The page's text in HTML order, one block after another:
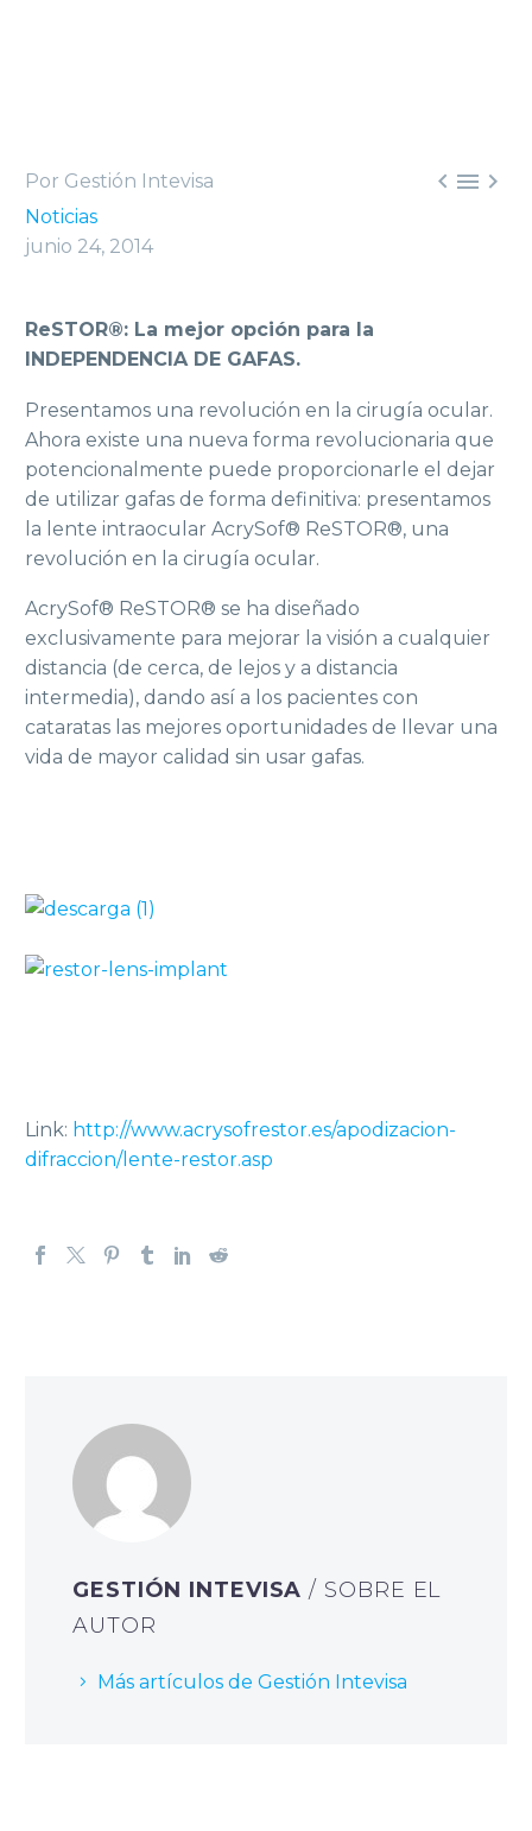
  
Por Gestión Intevisa
Noticias
junio 24, 2014
ReSTOR®: La mejor opción para la
INDEPENDENCIA DE GAFAS.
Presentamos una revolución en la cirugía ocular.
Ahora existe una nueva forma revolucionaria que
potencionalmente puede proporcionarle el dejar
de utilizar gafas de forma definitiva: presentamos
la lente intraocular AcrySof® ReSTOR®, una
revolución en la cirugía ocular.
AcrySof® ReSTOR® se ha diseñado
exclusivamente para mejorar la visión a cualquier
distancia (de cerca, de lejos y a distancia
intermedia), dando así a los pacientes con
cataratas las mejores oportunidades de llevar una
vida de mayor calidad sin usar gafas.
Link: http://www.acrysofrestor.es/apodizacion-
difraccion/lente-restor.asp
GESTIÓN INTEVISA/ SOBRE EL
AUTOR
Más artículos de Gestión Intevisa